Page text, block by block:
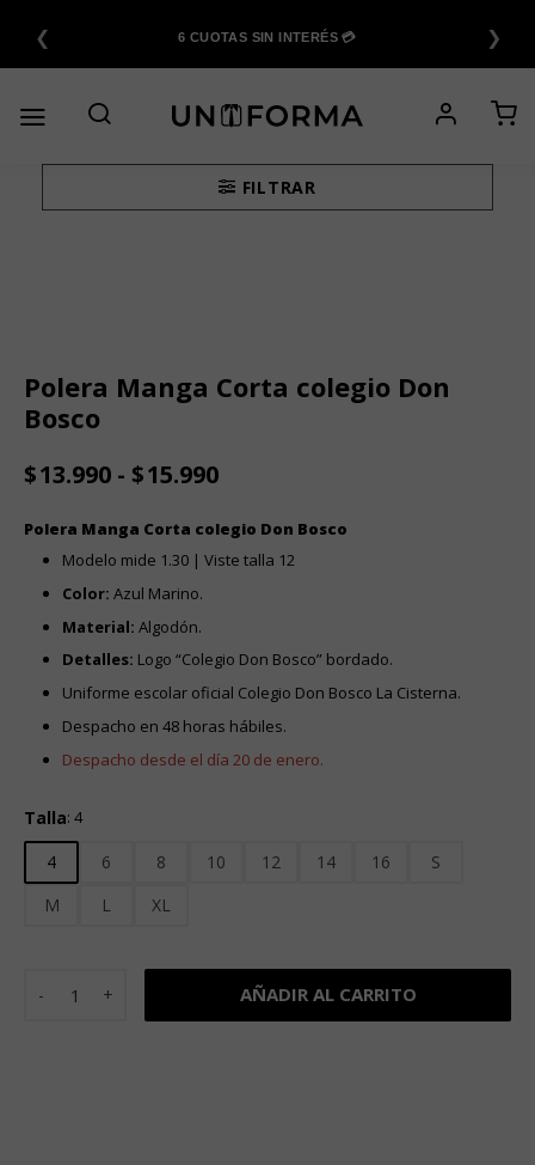
contenido
❮ 6 CUOTAS SIN INTERÉS 💳 ❯
FILTRAR
Polera Manga Corta colegio Don
Bosco
$13.990 - $15.990Rango
precios:
desde
$13.990
Polera Manga Corta colegio Don Bosco
Modelo mide 1.30 | Viste talla 12
Color: Azul Marino.
Material: Algodón.
Detalles: Logo “Colegio Don Bosco” bordado.
Uniforme escolar oficial Colegio Don Bosco La Cisterna.
Despacho en 48 horas hábiles.
Despacho desde el día 20 de enero.
Talla: 4
4 6 8 10 12 14 16
S
M
L XL
Polera Manga Corta colegio Don Bosco cantidad
AÑADIR AL CARRITO